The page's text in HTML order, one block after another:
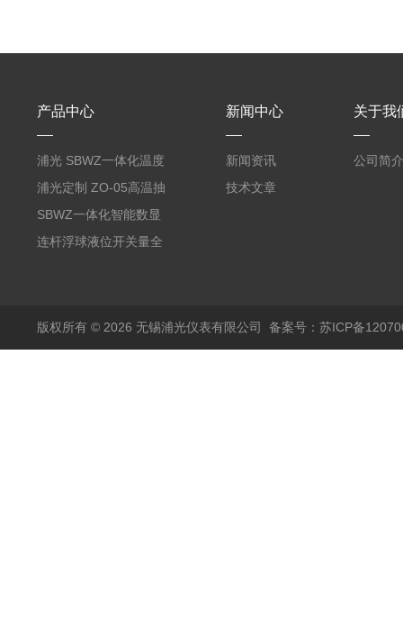
产品中心
浦光 SBWZ一体化温度
变送器传感器 防爆热电
阻PT100 数显远传4-
20mA2
浦光定制 ZO-05高温抽
气式氧化锆分析仪 防爆
耐腐蚀检测仪
SBWZ一体化智能数显
温度变送器传感器防爆
连杆浮球液位开关量全
新闻中心
新闻资讯
技术文章
关于我
公司简介
版权所有 © 2026 无锡浦光仪表有限公司 备案号：苏ICP备